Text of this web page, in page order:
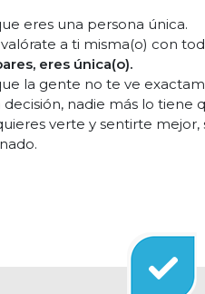
eres una persona única.
a ti misma(o) con
eres única(o).
la gente no te ve
decisión, nadie más lo tiene
quieres verte y sentirte